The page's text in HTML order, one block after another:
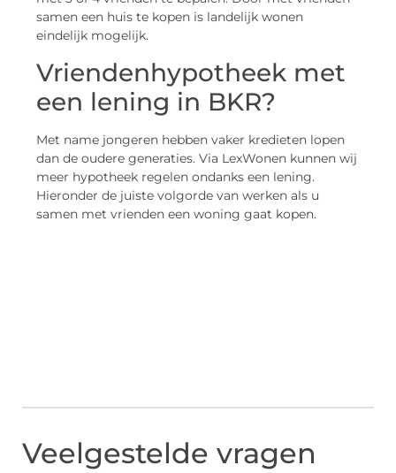
samen een huis te kopen is landelijk wonen
eindelijk mogelijk.
Vriendenhypotheek met
een lening in BKR?
Met name jongeren hebben vaker kredieten lopen
dan de oudere generaties. Via LexWonen kunnen wij
meer hypotheek regelen ondanks een lening.
Hieronder de juiste volgorde van werken als u
samen met vrienden een woning gaat kopen.
Veelgestelde vragen